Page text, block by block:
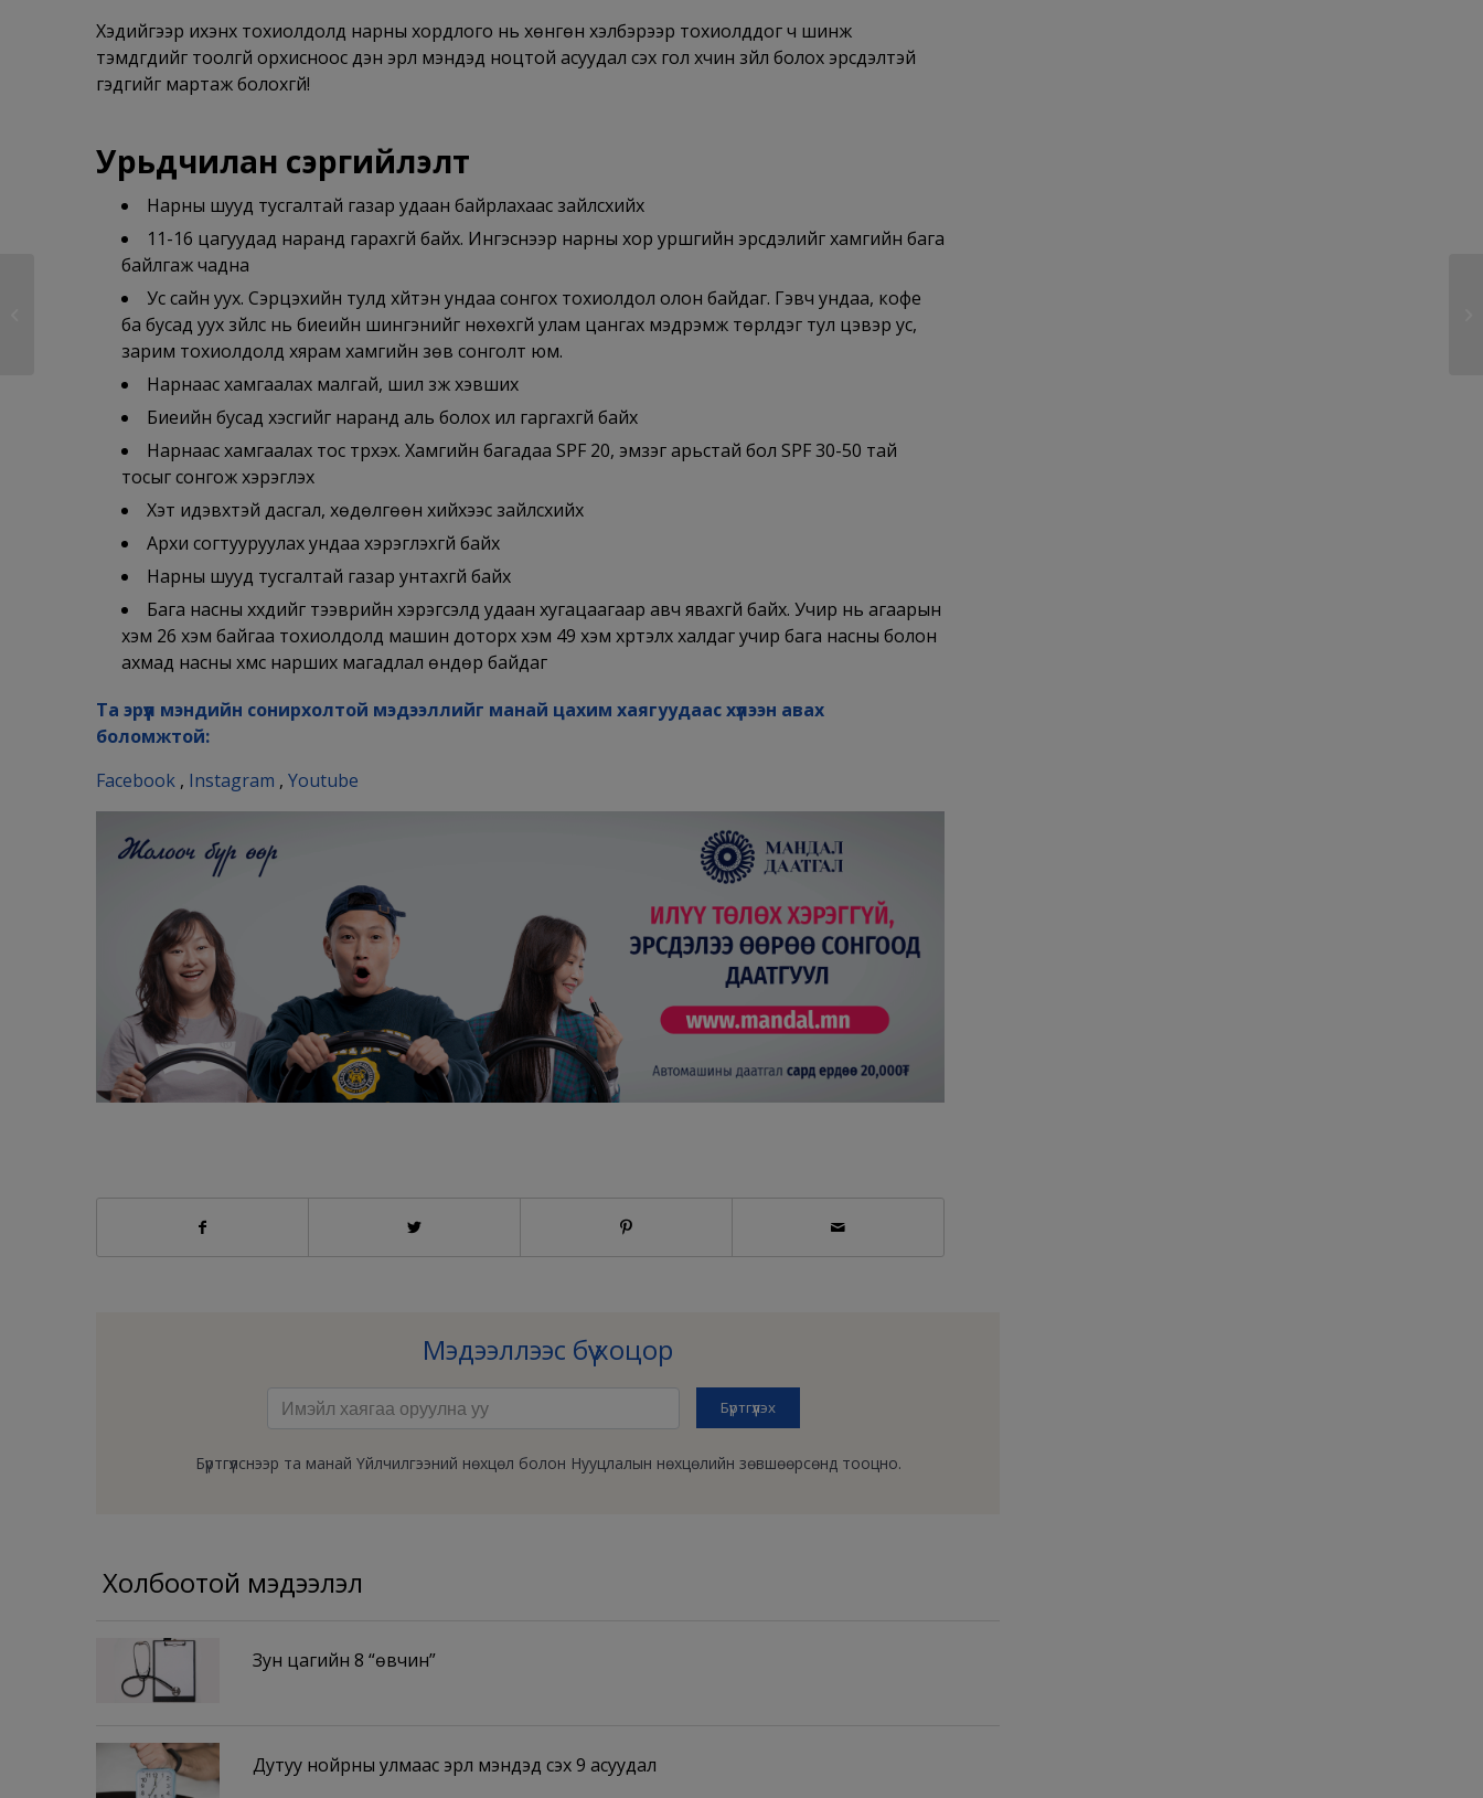
Хэдийгээр ихэнх тохиолдолд нарны хордлого нь хөнгөн хэлбэрээр тохиолддог ч шинж
тэмдгүүдийг тоолгүй орхисноос үүдэн эрүүл мэндэд ноцтой асуудал үүсэх гол хүчин зүйл болох эрсдэлтэй
гэдгийг мартаж болохгүй!
Урьдчилан сэргийлэлт
Нарны шууд тусгалтай газар удаан байрлахаас зайлсхийх
11-16 цагуудад наранд гарахгүй байх. Ингэснээр нарны хор уршгийн эрсдэлийг хамгийн бага
байлгаж чадна
Ус сайн уух. Сэрүүцэхийн тулд хүйтэн ундаа сонгох тохиолдол олон байдаг. Гэвч ундаа, кофе
ба бусад уух зүйлс нь биеийн шингэнийг нөхөхгүй улам цангах мэдрэмж төрүүлдэг тул цэвэр ус,
зарим тохиолдолд хярам хамгийн зөв сонголт юм.
Нарнаас хамгаалах малгай, шил зүүж хэвших
Биеийн бусад хэсгийг наранд аль болох ил гаргахгүй байх
Нарнаас хамгаалах тос түрхэх. Хамгийн багадаа SPF 20, эмзэг арьстай бол SPF 30-50 тай
тосыг сонгож хэрэглэх
Хэт идэвхтэй дасгал, хөдөлгөөн хийхээс зайлсхийх
Архи согтууруулах ундаа хэрэглэхгүй байх
Нарны шууд тусгалтай газар унтахгүй байх
Бага насны хүүхдийг тээврийн хэрэгсэлд удаан хугацаагаар авч явахгүй байх. Учир нь агаарын
хэм 26 хэм байгаа тохиолдолд машин доторх хэм 49 хэм хүртэлх халдаг учир бага насны болон
ахмад насны хүмүүс нарших магадлал өндөр байдаг
Та эрүүл мэндийн сонирхолтой мэдээллийг манай цахим хаягуудаас хүлээн авах
боломжтой:
Facebook , Instagram , Youtube
Мэдээллээс бүү хоцор
Бүртгүүлснээр та манай Үйлчилгээний нөхцөл болон Нууцлалын нөхцөлийн зөвшөөрсөнд тооцно.
Холбоотой мэдээлэл
Зун цагийн 8 “өвчин”
Дутуу нойрны улмаас эрүүл мэндэд үүсэх 9 асуудал
хавдрын талаарх
таны мэдэх ёстой...